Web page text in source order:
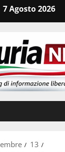
7 Agosto 2026
13